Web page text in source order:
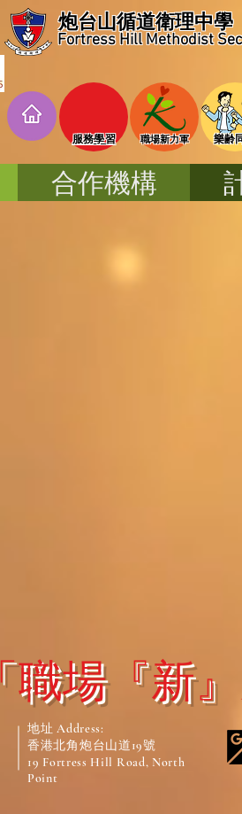
炮台山循道衛理中學
Fortress Hill Methodist
​服務學習 ​職場新力軍 樂齢
合作機構
「職場『新
地址 Address:
香港北角炮台山道19號
19 Fortress Hill Road, North
Point